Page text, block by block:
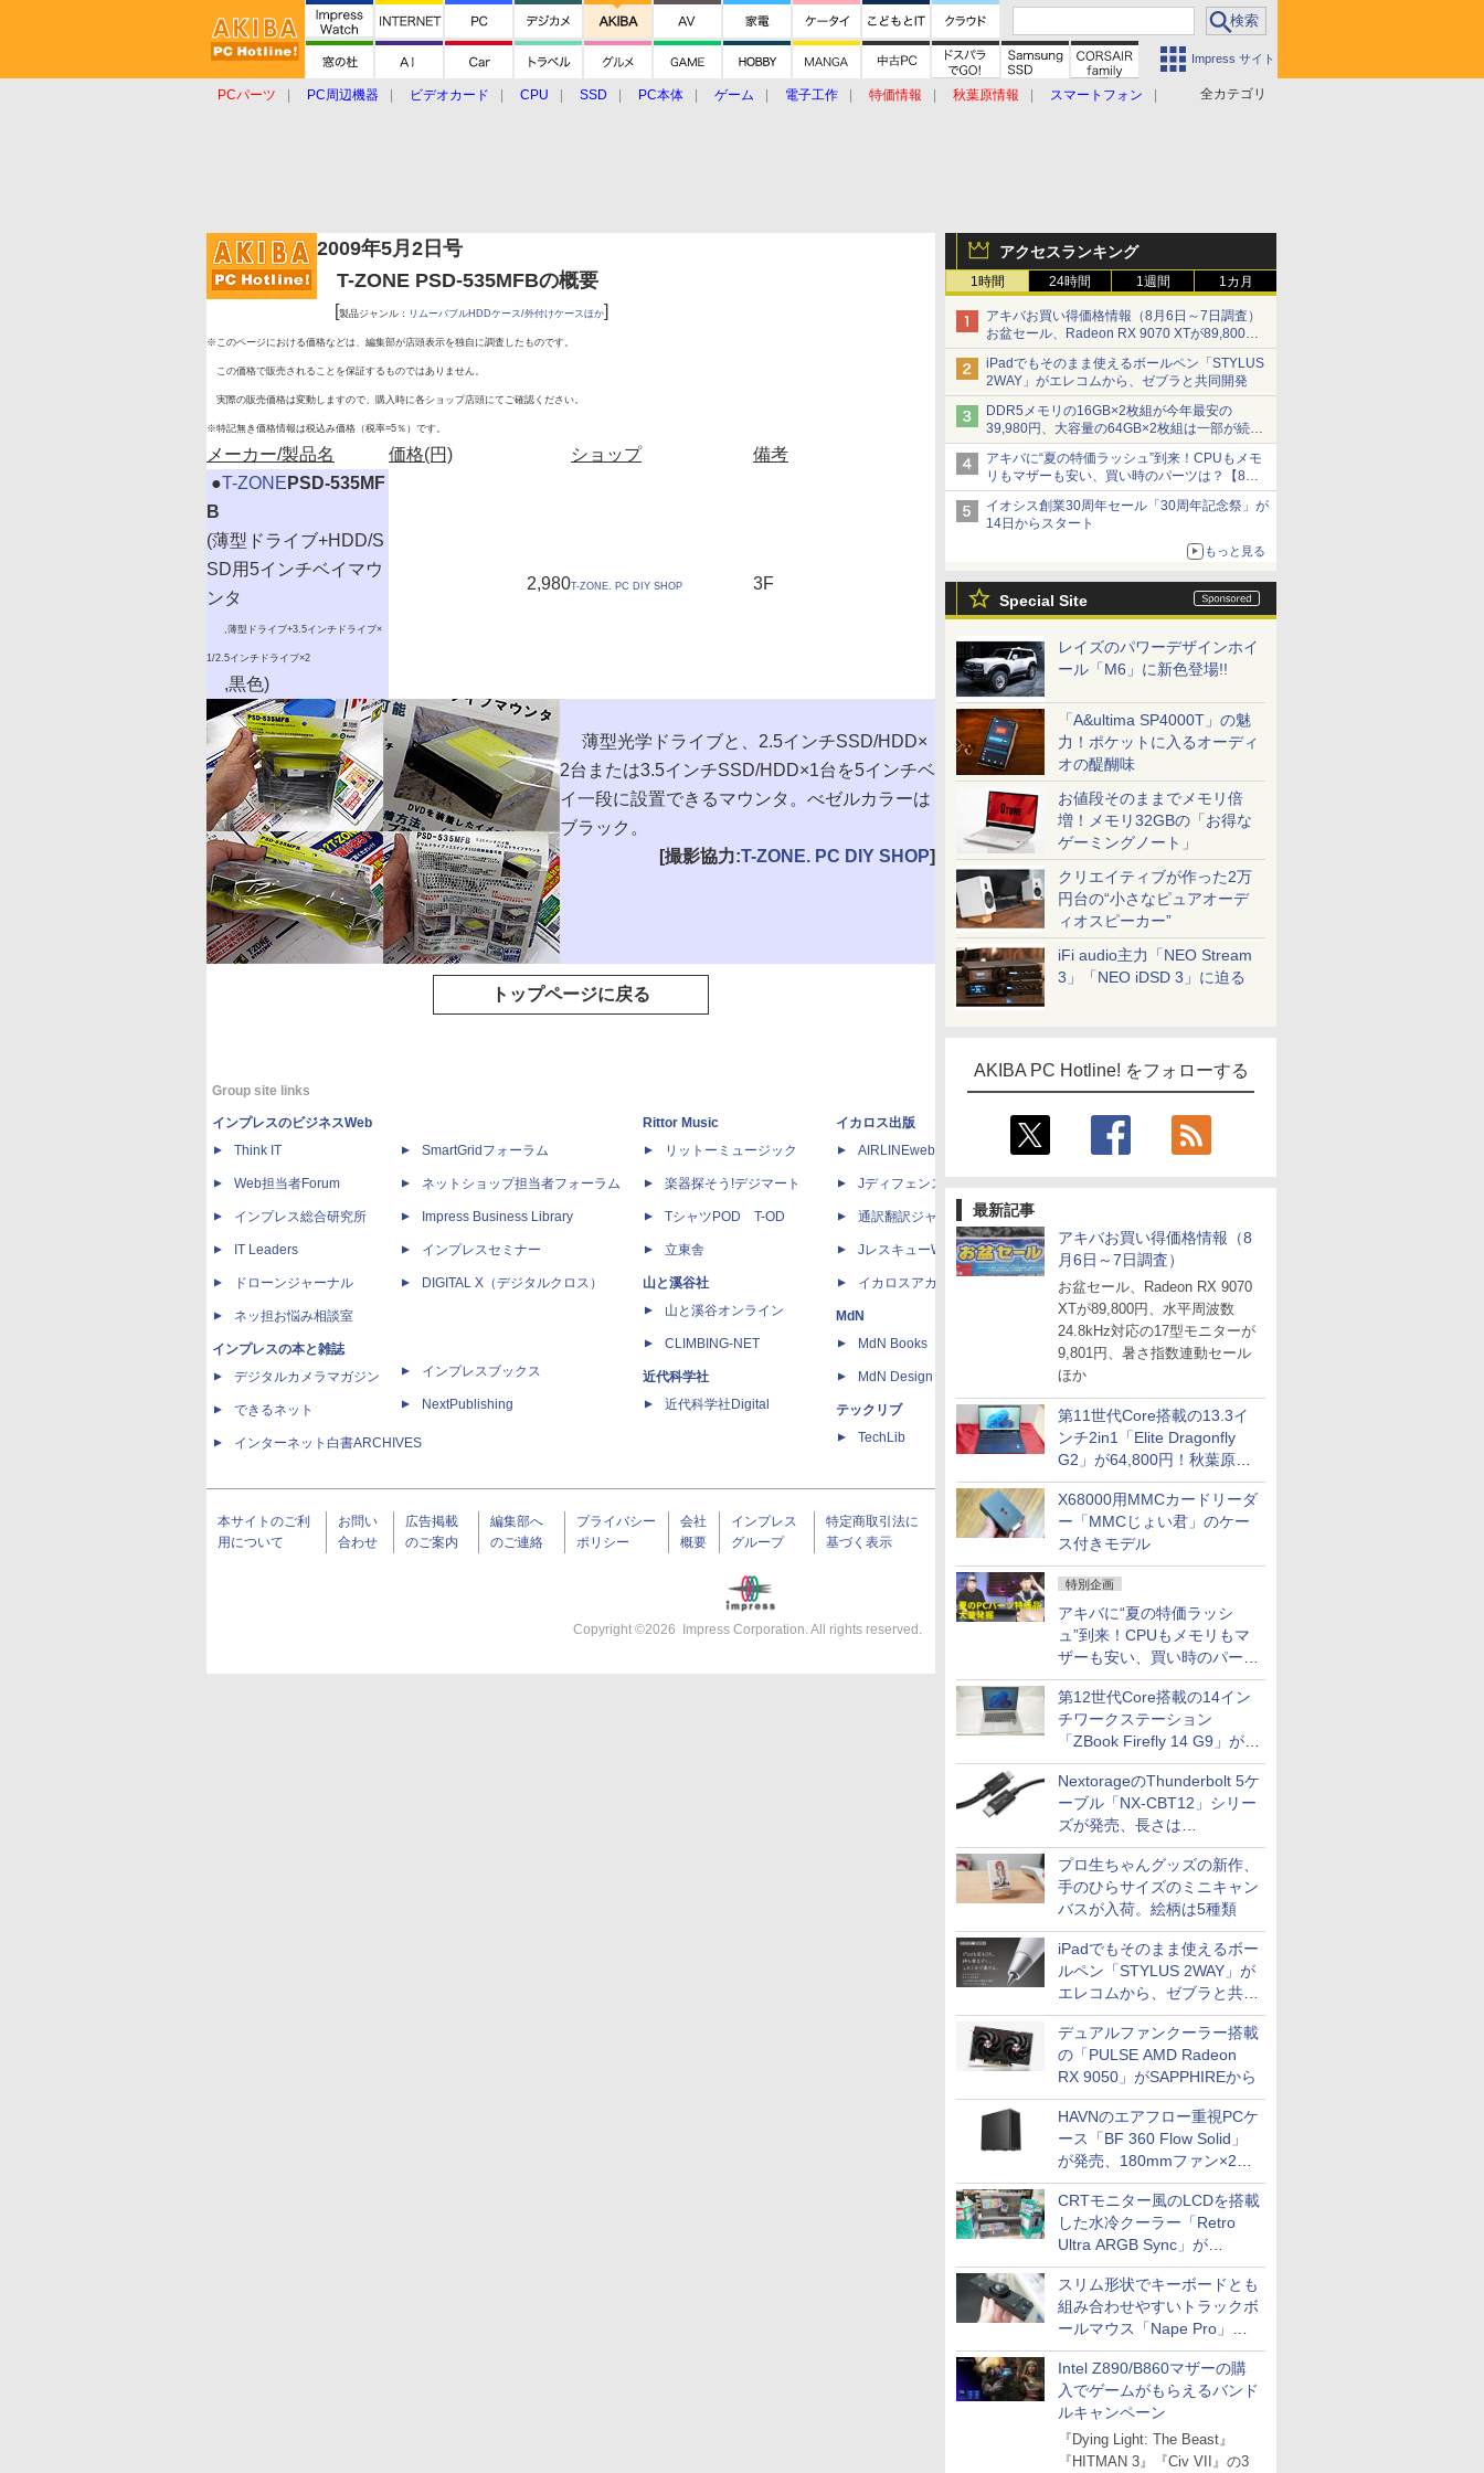
Impress サイト
全カテゴリ
PCパーツ PC周辺機器 ビデオカード CPU SSD PC本体 ゲーム 電子工作 特価情報 秋葉原情報
スマートフォン
アクセスランキング
1時間 24時間 1週間 1カ月
アキバお買い得価格情報（8月6日～7日調査）
お盆セール、Radeon RX 9070 XTが89,800
円、水平周波数24.8kHz対応の17型モニターが
9,801円、暑さ指数連動セール ほか
iPadでもそのまま使えるボールペン「STYLUS
2WAY」がエレコムから、ゼブラと共同開発
DDR5メモリの16GB×2枚組が今年最安の
39,980円、大容量の64GB×2枚組は一部が続騰
[8月前半のメモリ価格]
アキバに“夏の特価ラッシュ”到来！CPUもメモ
リもマザーも安い、買い時のパーツは？【8月7
日(金)22時配信】
イオシス創業30周年セール「30周年記念祭」が
14日からスタート
もっと見る
Special Site
レイズのパワーデザインホイ
ール「M6」に新色登場!!
「A&ultima SP4000T」の魅
力！ポケットに入るオーディ
オの醍醐味
お値段そのままでメモリ倍
増！メモリ32GBの「お得な
ゲーミングノート」
クリエイティブが作った2万
円台の“小さなピュアオーデ
ィオスピーカー”
iFi audio主力「NEO Stream
3」「NEO iDSD 3」に迫る
AKIBA PC Hotline! をフォローする
最新記事
アキバお買い得価格情報（8
月6日～7日調査）
お盆セール、Radeon RX 9070
XTが89,800円、水平周波数
24.8kHz対応の17型モニターが
9,801円、暑さ指数連動セール
ほか
第11世代Core搭載の13.3イ
ンチ2in1「Elite Dragonfly
G2」が64,800円！秋葉原で
中古PCセール
X68000用MMCカードリーダ
ー「MMCじょい君」のケー
ス付きモデル
特別企画
アキバに“夏の特価ラッシ
ュ”到来！CPUもメモリもマ
ザーも安い、買い時のパーツ
は？【8月7日(金)22時配信】
第12世代Core搭載の14イン
チワークステーション
「ZBook Firefly 14 G9」が
79,800円！秋葉原で中古PC
セール
NextorageのThunderbolt 5ケ
ーブル「NX-CBT12」シリー
ズが発売、長さは
30cm/50cm/1mの3種類
プロ生ちゃんグッズの新作、
手のひらサイズのミニキャン
バスが入荷。絵柄は5種類
iPadでもそのまま使えるボー
ルペン「STYLUS 2WAY」が
エレコムから、ゼブラと共同
開発
デュアルファンクーラー搭載
の「PULSE AMD Radeon
RX 9050」がSAPPHIREから
HAVNのエアフロー重視PCケ
ース「BF 360 Flow Solid」
が発売、180mmファン×2搭
載
CRTモニター風のLCDを搭載
した水冷クーラー「Retro
Ultra ARGB Sync」が
Thermaltakeから
スリム形状でキーボードとも
組み合わせやすいトラックボ
ールマウス「Nape Pro」が
Keychronから
Intel Z890/B860マザーの購
入でゲームがもらえるバンド
ルキャンペーン
『Dying Light: The Beast』
『HITMAN 3』『Civ VII』の3
2009年5月2日号
T-ZONE PSD-535MFBの概要
[製品ジャンル： リムーバブルHDDケース/外付けケースほか]
※このページにおける価格などは、編集部が店頭表示を独自に調査したものです。
この価格で販売されることを保証するものではありません。
実際の販売価格は変動しますので、購入時に各ショップ店頭にてご確認ください。
※特記無き価格情報は税込み価格（税率=5％）です。
メーカー/製品名 価格(円) ショップ
備考
●T-ZONE PSD-535MF
B
(薄型ドライブ+HDD/S
SD用5インチベイマウ
ンタ
,薄型ドライブ+3.5インチドライブ×
1/2.5インチドライブ×2
,黒色)
2,980T-ZONE. PC DIY SHOP 3F
薄型光学ドライブと、2.5インチSSD/HDD×
2台または3.5インチSSD/HDD×1台を5インチベ
イ一段に設置できるマウンタ。べゼルカラーは
ブラック。
[撮影協力:T-ZONE. PC DIY SHOP]
トップページに戻る
Group site links
インプレスのビジネスWeb
Think IT
Web担当者Forum
インプレス総合研究所
IT Leaders
ドローンジャーナル
ネッ担お悩み相談室
インプレスの本と雑誌
デジタルカメラマガジン
できるネット
インターネット白書ARCHIVES
SmartGridフォーラム
ネットショップ担当者フォーラム
Impress Business Library
インプレスセミナー
DIGITAL X（デジタルクロス）
インプレスブックス
NextPublishing
Rittor Music
リットーミュージック
楽器探そう!デジマート
TシャツPOD T-OD
立東舎
山と溪谷社
山と溪谷オンライン
CLIMBING-NET
近代科学社
近代科学社Digital
イカロス出版
AIRLINEweb
Jディフェンスニュース
通訳翻訳ジャーナル
JレスキューWeb
イカロスアカデミー
MdN
MdN Books
MdN Design Interactive
テックリブ
TechLib
ICE
PUBFUN
パブファンセルフ
IPGネットワーク
TシャツPOD pTa.shop
カスタム写真集POD fabli
Impress Group Publication Informa
tion
本サイトのご利
用について
お問い
合わせ
広告掲載
のご案内
編集部へ
のご連絡
プライバシー
ポリシー
会社
概要
インプレス
グループ
特定商取引法に
基づく表示
Copyright ©2026 Impress Corporation. All rights reserved.